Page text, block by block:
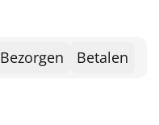
Bezorgen Betalen